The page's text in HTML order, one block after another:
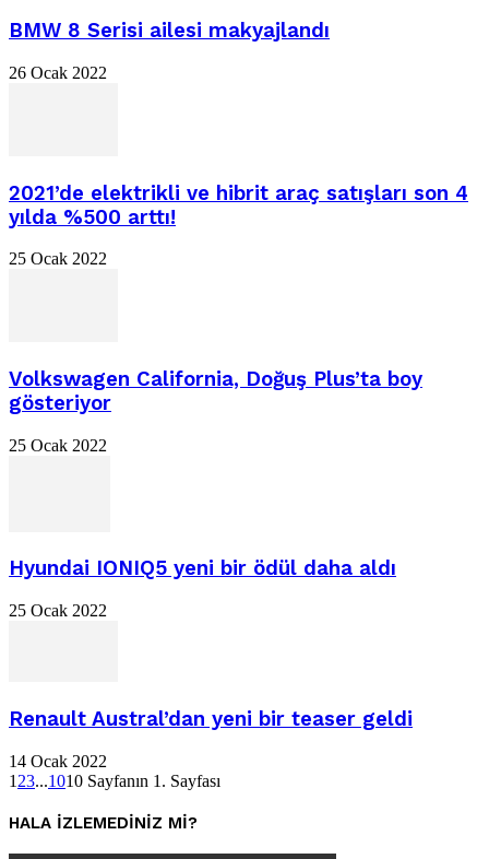
BMW 8 Serisi ailesi makyajlandı
26 Ocak 2022
2021’de elektrikli ve hibrit araç satışları son 4
yılda %500 arttı!
25 Ocak 2022
Volkswagen California, Doğuş Plus’ta boy
gösteriyor
25 Ocak 2022
Hyundai IONIQ5 yeni bir ödül daha aldı
25 Ocak 2022
Renault Austral’dan yeni bir teaser geldi
14 Ocak 2022
1 23...1010 Sayfanın 1. Sayfası
HALA IZLEMEDINIZ MI?